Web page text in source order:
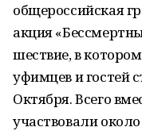
общероссийская
акция
шествие, в
уфимцев и гостей
Октября. Всего
участвовали